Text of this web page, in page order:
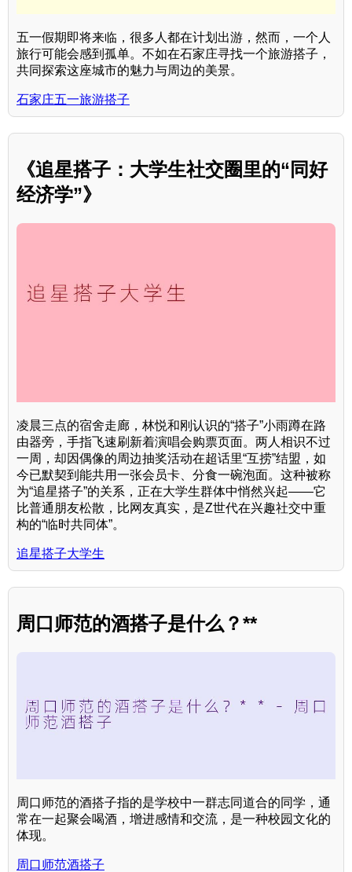
五一假期即将来临，很多人都在计划出游，然而，一个人
旅行可能会感到孤单。不如在石家庄寻找一个旅游搭子，
共同探索这座城市的魅力与周边的美景。
石家庄五一旅游搭子
《追星搭子：大学生社交圈里的“同好
经济学”》
凌晨三点的宿舍走廊，林悦和刚认识的“搭子”小雨蹲在路
由器旁，手指飞速刷新着演唱会购票页面。两人相识不过
一周，却因偶像的周边抽奖活动在超话里“互捞”结盟，如
今已默契到能共用一张会员卡、分食一碗泡面。这种被称
为“追星搭子”的关系，正在大学生群体中悄然兴起——它
比普通朋友松散，比网友真实，是Z世代在兴趣社交中重
构的“临时共同体”。
追星搭子大学生
周口师范的酒搭子是什么？**
周口师范的酒搭子指的是学校中一群志同道合的同学，通
常在一起聚会喝酒，增进感情和交流，是一种校园文化的
体现。
周口师范酒搭子